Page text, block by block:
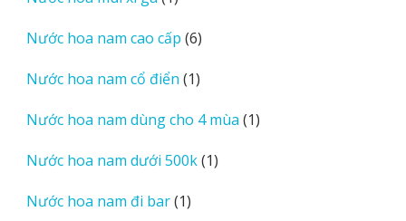
phẩm
Nước hoa nam cao cấp 66
phẩm
Nước hoa nam cổ điển 11
phẩm
Nước hoa nam dùng cho 4 mùa 11
Nước hoa nam dưới 500k 11
Nước hoa nam đi bar 11